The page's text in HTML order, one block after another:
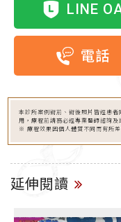
LINE
電話
本診所案例術前、術後照片皆經患
用，療程前請務必經專業醫師諮詢及
※ 療程效果因個人體質不同而有所
延伸閱讀